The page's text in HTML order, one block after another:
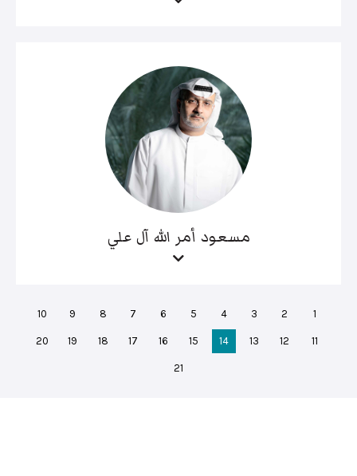
مسعود أمر الله آل علي
1
2
3
4
5
6
7
8
9
10
11
12
13
14
15
16
17
18
19
20
21